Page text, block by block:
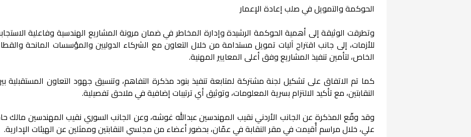
الحوكمة والتمويل في صلب إعادة الإعمار
وتطرقت الوثيقة إلى أهمية الحوكمة الرشيدة وإدارة المخاطر في ضمان مرونة المشاريع الهندسية وفاعلية
للأزمات، إلى جانب اقتراح آليات تمويل مستدامة من خلال التعاون مع الشركاء الدوليين والمؤسسات المانحة
الخاص، لتأمين تنفيذ المشاريع وفق أعلى المعايير المهنية.
كما تم الاتفاق على تشكيل لجنة مشتركة لمتابعة تنفيذ بنود مذكرة التفاهم، وتنسيق جهود التعاون المستقبلية
النقابتين، مع تأكيد الالتزام بسرية المعلومات، وتوثيق أي ترتيبات إضافية في ملاحق تفصيلية.
وقد وقّع المذكرة عن الجانب الأردني نقيب المهندسين عبدالله غوشه، وعن الجانب السوري نقيب المهندسين مالك
علي، خلال مراسم أُقيمت في مقر النقابة في عمّان، بحضور أعضاء من مجلسي النقابتين وممثلين عن الهيئات الإدارية.